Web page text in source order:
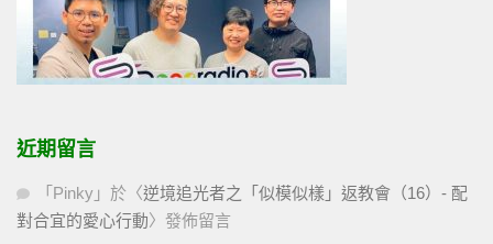
近期留言
「 Pinky 」於〈逆境追光者之「似模似樣」返教會（16）- 配
對合宜的愛心行動〉發佈留言